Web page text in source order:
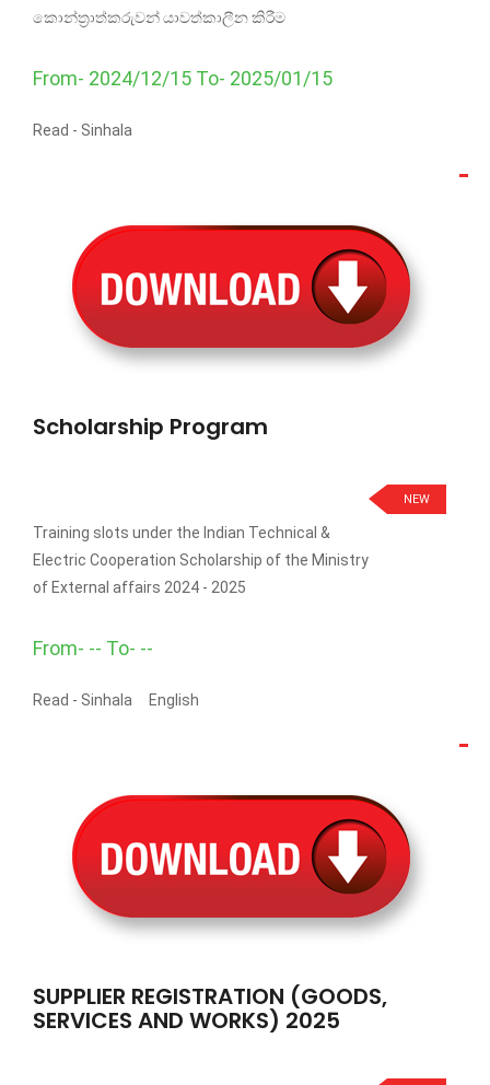
කොන්ත්‍රාත්කරුවන් යාවත්කාලීන කිරීම
From- 2024/12/15 To- 2025/01/15
Read - Sinhala
Scholarship Program
NEW
Training slots under the Indian Technical &
Electric Cooperation Scholarship of the Ministry
of External affairs 2024 - 2025
From- -- To- --
Read - Sinhala English
SUPPLIER REGISTRATION (GOODS,
SERVICES AND WORKS) 2025